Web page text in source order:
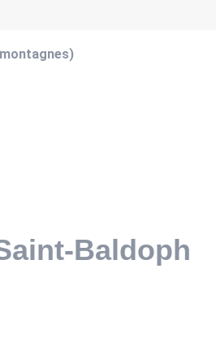
Baldoph